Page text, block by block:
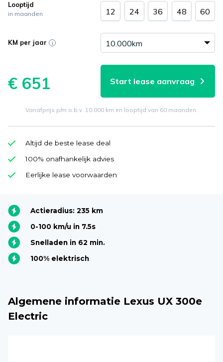
Looptijd
in maanden 12 24 36 48 60
KM per jaar
€ 651 Start lease aanvraag
Vanafprijs p/m o.b.v. 10.000 km en looptijd van 60 maanden.
Altijd de beste lease deal
100% onafhankelijk advies
Eerlijke lease voorwaarden
Actieradius: 235 km
0-100 km/u in 7.5s
Snelladen in 62 min.
100% elektrisch
Algemene informatie Lexus UX 300e
Electric